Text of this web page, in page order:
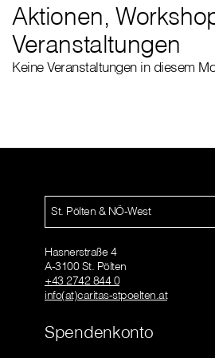
Aktionen,
Veranstaltungen
Keine Veranstaltungen in diesem
St. Pölten & NÖ-West
Hasnerstraße 4
A-3100 St. Pölten
+43 2742 844 0
info(at)caritas-stpoelten.at
Spendenkonto